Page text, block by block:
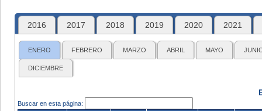
2016 2017 2018 2019 2020 2021
ENERO FEBRERO MARZO ABRIL MAYO
DICIEMBRE
Buscar en esta página: